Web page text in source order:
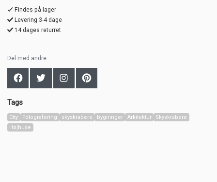
Findes på lager
Levering 3-4 dage
14 dages returret
Del med andre
Tags
City Fotografering skyskrabere bygninger Arkitektur
Skyskrabere
Højhuse